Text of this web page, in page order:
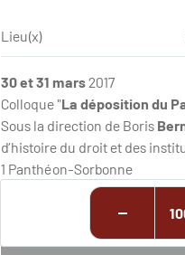
Lieu(x)
30 et 31 mars2017
Colloque "La déposition du
Sous la direction de Boris
d’histoire du droit et des
1 Panthéon-Sorbonne